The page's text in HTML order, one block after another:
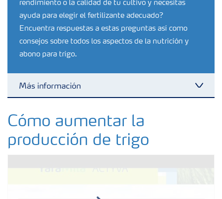
rendimiento o la calidad de tu cultivo y necesitas
ayuda para elegir el fertilizante adecuado?
Encuentra respuestas a estas preguntas así como
consejos sobre todos los aspectos de la nutrición y
abono para trigo.
Más información
Fertilizantes
Herramientas y servicios
Cómo aumentar la
producción de trigo